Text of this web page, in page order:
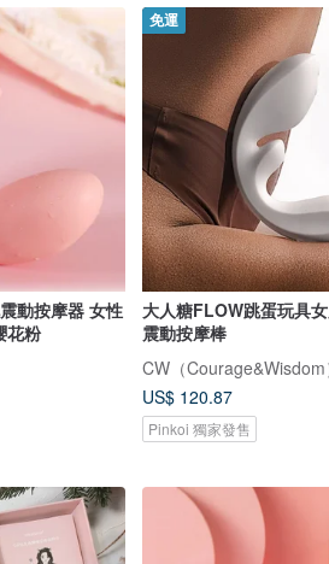
動按摩器 女性
花粉
免運
大人糖FLOW跳蛋玩具
震動按摩棒
CW（Courage&Wisdom
US$ 120.87
Pinkoi 獨家發售